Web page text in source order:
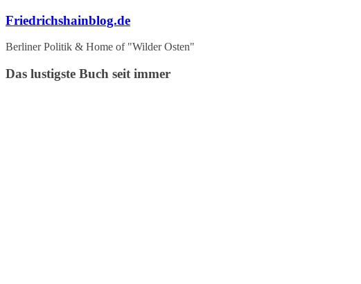
Zum
springen
Friedrichshainblog.de
Berliner Politik & Home of "Wilder Osten"
Das lustigste Buch seit immer